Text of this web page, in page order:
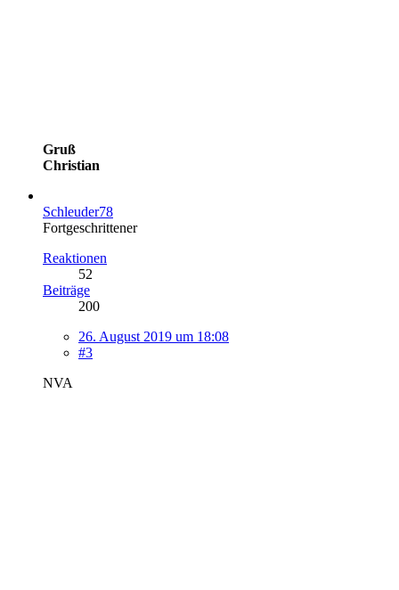
Gruß
Christian
Schleuder78
Fortgeschrittener
Reaktionen
52
Beiträge
200
26. August 2019 um 18:08
#3
NVA